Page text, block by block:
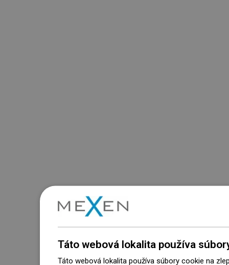
Táto webová lokalita používa
Táto webová lokalita používa súbory cookie na